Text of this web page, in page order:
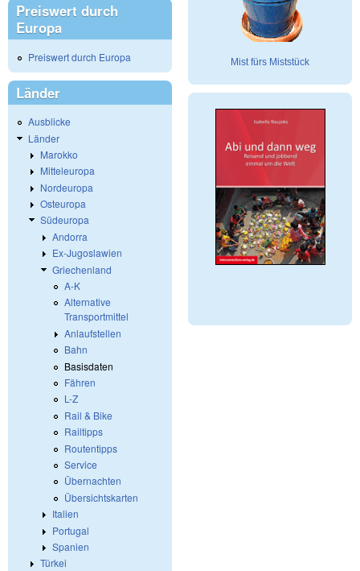
Preiswert durch
Europa
Preiswert durch Europa
Länder
Ausblicke
Länder
Marokko
Mitteleuropa
Nordeuropa
Osteuropa
Südeuropa
Andorra
Ex-Jugoslawien
Griechenland
A-K
Alternative
Transportmittel
Anlaufstellen
Bahn
Basisdaten
Fähren
L-Z
Rail & Bike
Railtipps
Routentipps
Service
Übernachten
Übersichtskarten
Italien
Portugal
Spanien
Türkei
Mist fürs Miststück